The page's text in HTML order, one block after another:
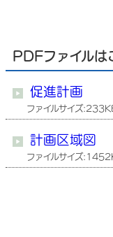
PDFファイルは
促進計画
ファイルサイズ
計画区域図
ファイルサイズ